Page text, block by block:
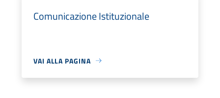
Comunicazione Istituzionale
VAI ALLA PAGINA